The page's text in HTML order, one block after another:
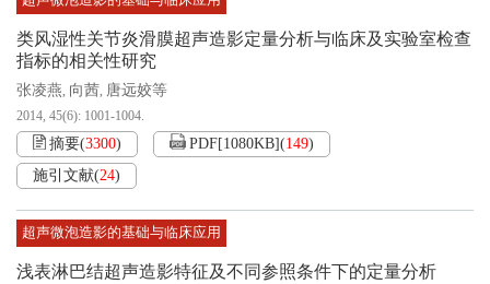
类风湿性关节炎滑膜超声造影定量分析与临床及实验室检查
指标的相关性研究
张凌燕, 向茜, 唐远姣等
2014, 45(6): 1001-1004.
摘要(3300) PDF[1080KB](149)
施引文献(24)
超声微泡造影的基础与临床应用
浅表淋巴结超声造影特征及不同参照条件下的定量分析